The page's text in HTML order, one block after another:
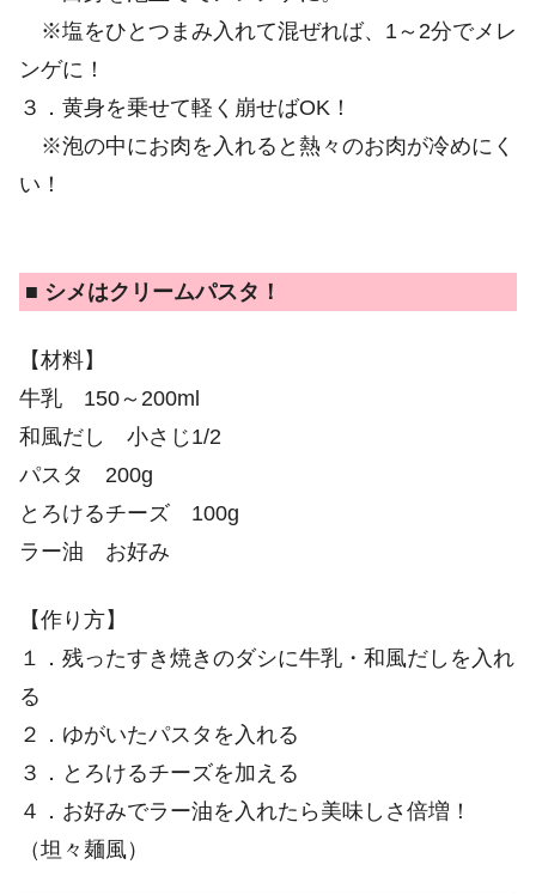
※塩をひとつまみ入れて混ぜれば、1～2分でメレ
ンゲに！
３．黄身を乗せて軽く崩せばOK！
※泡の中にお肉を入れると熱々のお肉が冷めにく
い！
■ シメはクリームパスタ！
【材料】
牛乳 150～200ml
和風だし 小さじ1/2
パスタ 200g
とろけるチーズ 100g
ラー油 お好み
【作り方】
１．残ったすき焼きのダシに牛乳・和風だしを入れ
る
２．ゆがいたパスタを入れる
３．とろけるチーズを加える
４．お好みでラー油を入れたら美味しさ倍増！
（坦々麺風）